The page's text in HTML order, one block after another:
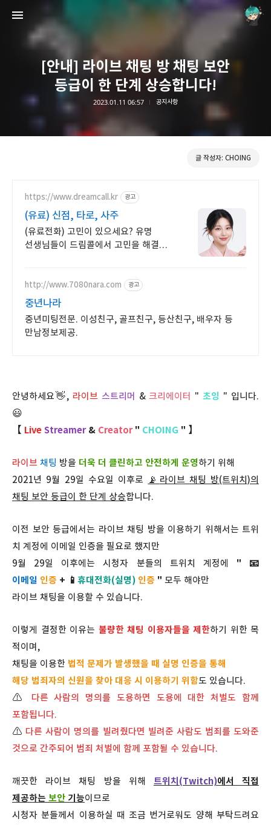
[안내] 라이브 채팅 방 채팅 보안
등급이 한 단계 상승합니다!
2023.01.11 06:57 공지사항
글 작성자: CHOING
https://www.dreamcall.kr 광고
(유료) 신점, 타로, 사주
(유료전화) 고민이 있으세요? 유명
선생님들이 드림콜에서 고민을 해결해
http://www.7080nara.com 광고
중년나라
중년미팅전문. 이성친구, 골프친구, 등산친구, 배우자 등
만남정보제공.
안녕하세요👋, 라이브 스트리머 & 크리에이터 " 초잉 " 입니다.
😃
【 Live Streamer & Creator " CHOING " 】
라이브 채팅 방을 더욱 더 클린하고 안전하게 운영하기 위해
2021년 9월 29일 수요일 이후로
📡 라이브 채팅 방(트위치)의
채팅 보안 등급이 한 단계 상승합니다.
이전 보안 등급에서는 라이브 채팅 방을 이용하기 위해서는 트위
치 계정에 이메일 인증을 필요로 했지만
9월 29일 이후에는 시청자 분들의 트위치 계정에
" 📧
이메일 인증 + 📱 휴대전화(실명) 인증 " 모두 해야만
라이브 채팅을 이용할 수 있습니다.
이렇게 결정한 이유는 불량한 채팅 이용자들을 제한하기 위한 목
적이며,
채팅을 이용한 법적 문제가 발생했을 때 실명 인증을 통해
해당 범죄자의 신원을 찾아 대응 시 이용하기 위함도 있습니다.
⚠️
다른 사람의 명의를 도용하면 도용에 대한 처벌도 함께
포함됩니다.
⚠️ 다른 사람이 명의를 빌려줬다면 빌려준 사람도 범죄를 도와준
것으로 간주되어 범죄 처벌에 함께 포함될 수 있습니다.
깨끗한 라이브 채팅 방을 위해 트위치(Twitch)에서 직접
제공하는 보안 기능이므로
시청자 분들께서 이용하실 때 조금 번거로워도 양해 부탁드려요
Choing´s Blog